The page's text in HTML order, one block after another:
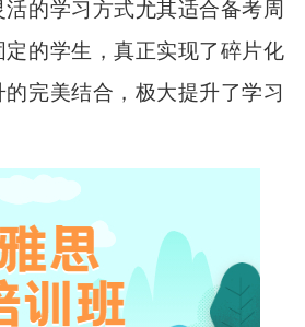
的学习方式尤其适合备考周
的学生，真正实现了碎片化
完美结合，极大提升了学习